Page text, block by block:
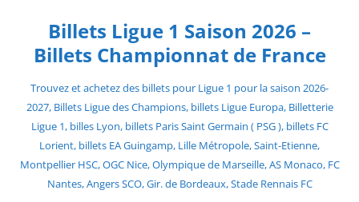
contentBillets Ligue 1 Saison 2026 –
Billets Championnat de France
Trouvez et achetez des billets pour Ligue 1 pour la saison 2026-
2027, Billets Ligue des Champions, billets Ligue Europa, Billetterie
Ligue 1, billes Lyon, billets Paris Saint Germain ( PSG ), billets FC
Lorient, billets EA Guingamp, Lille Métropole, Saint-Etienne,
Montpellier HSC, OGC Nice, Olympique de Marseille, AS Monaco, FC
Nantes, Angers SCO, Gir. de Bordeaux, Stade Rennais FC